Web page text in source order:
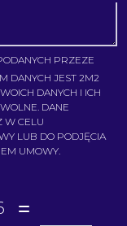
PRZEZE
DANYCH JEST 2M2
DANYCH I ICH
DANE
W CELU
LUB DO PODJĘCIA
UMOWY.